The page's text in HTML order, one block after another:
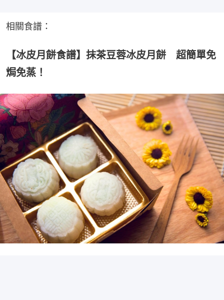
相關食譜：
【冰皮月餅食譜】抹茶豆蓉冰皮月餅 超簡單免
焗免蒸！